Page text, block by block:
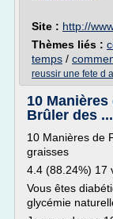
Site : http://
Thèmes liés :
temps /
reussir une fete d
10
Brûler des ...
10 Manières de
graisses
4.4 (88.24%) 17
Vous êtes
glycémie